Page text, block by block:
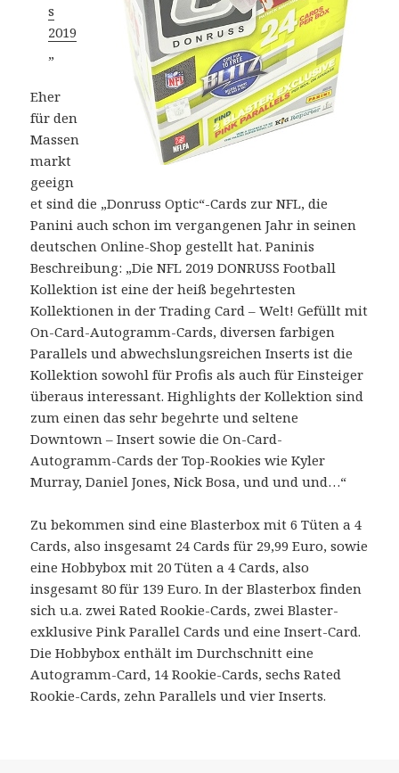
s
2019
„
Eher
für den
Massen
markt
geeign
et sind die „Donruss Optic“-Cards zur NFL, die
Panini auch schon im vergangenen Jahr in seinen
deutschen Online-Shop gestellt hat. Paninis
Beschreibung: „Die NFL 2019 DONRUSS Football
Kollektion ist eine der heiß begehrtesten
Kollektionen in der Trading Card – Welt! Gefüllt mit
On-Card-Autogramm-Cards, diversen farbigen
Parallels und abwechslungsreichen Inserts ist die
Kollektion sowohl für Profis als auch für Einsteiger
überaus interessant. Highlights der Kollektion sind
zum einen das sehr begehrte und seltene
Downtown – Insert sowie die On-Card-
Autogramm-Cards der Top-Rookies wie Kyler
Murray, Daniel Jones, Nick Bosa, und und und…“
Zu bekommen sind eine Blasterbox mit 6 Tüten a 4
Cards, also insgesamt 24 Cards für 29,99 Euro, sowie
eine Hobbybox mit 20 Tüten a 4 Cards, also
insgesamt 80 für 139 Euro. In der Blasterbox finden
sich u.a. zwei Rated Rookie-Cards, zwei Blaster-
exklusive Pink Parallel Cards und eine Insert-Card.
Die Hobbybox enthält im Durchschnitt eine
Autogramm-Card, 14 Rookie-Cards, sechs Rated
Rookie-Cards, zehn Parallels und vier Inserts.